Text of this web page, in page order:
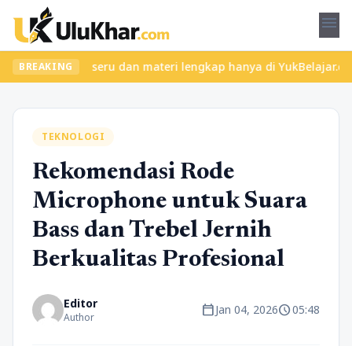
menu
BREAKING
kelas seru dan materi lengkap hanya di YukBelajar.com.
TEKNOLOGI
Rekomendasi Rode
Microphone untuk Suara
Bass dan Trebel Jernih
Berkualitas Profesional
Editor
Author calendar_todayJan 04, 2026schedule05:48